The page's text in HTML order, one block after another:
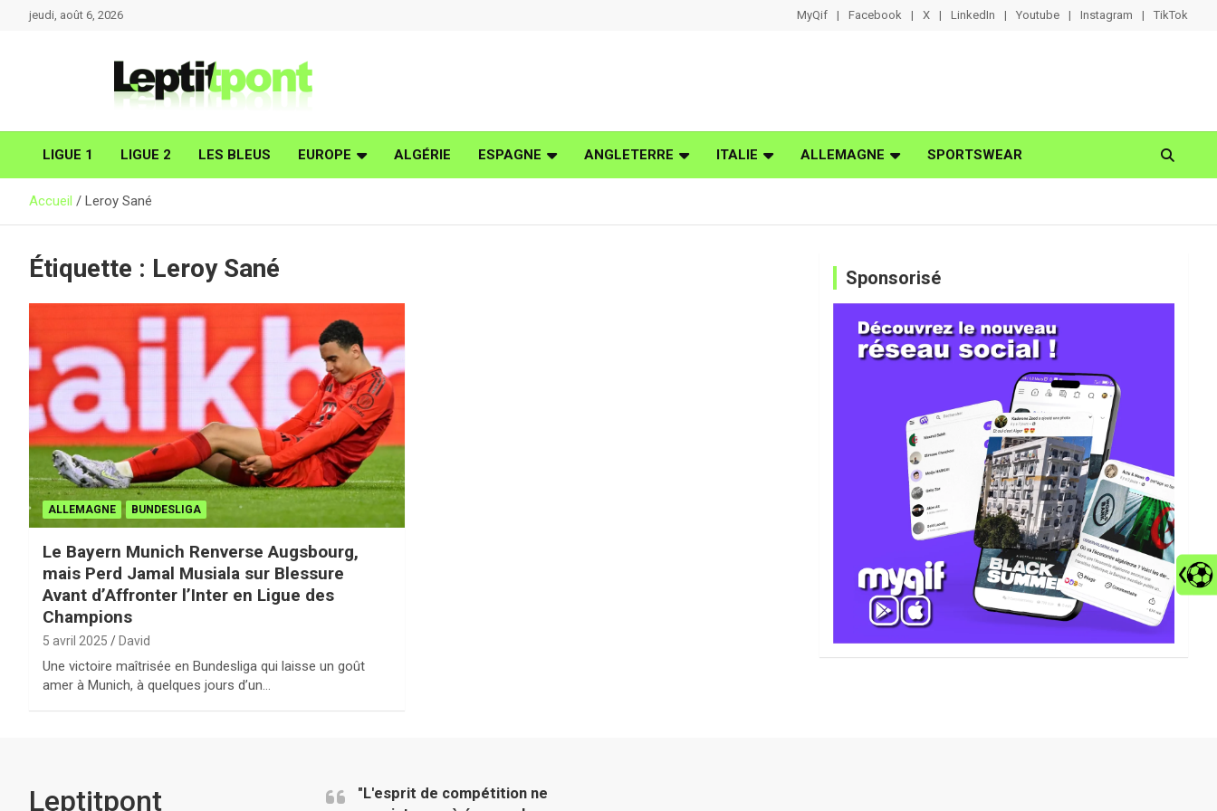
jeudi, août 6, 2026 MyQif Facebook X LinkedIn Youtube Instagram TikTok
LIGUE 1 LIGUE 2 LES BLEUS EUROPE ALGÉRIE ESPAGNE ANGLETERRE ITALIE ALLEMAGNE SPORTSWEAR
Accueil Leroy Sané
Étiquette : Leroy Sané
ALLEMAGNE BUNDESLIGA
Le Bayern Munich Renverse Augsbourg,
mais Perd Jamal Musiala sur Blessure
Avant d’Affronter l’Inter en Ligue des
Champions
5 avril 2025 David
Une victoire maîtrisée en Bundesliga qui laisse un goût
amer à Munich, à quelques jours d’un…
Sponsorisé
Leptitpont
"L'esprit de compétition ne